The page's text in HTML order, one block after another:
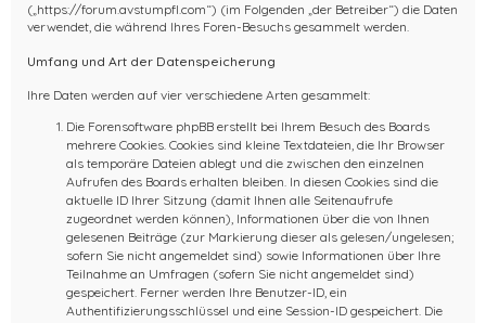
(„https://forum.avstumpfl.com“) (im Folgenden „der Betreiber“) die Daten
verwendet, die während Ihres Foren-Besuchs gesammelt werden.
Umfang und Art der Datenspeicherung
Ihre Daten werden auf vier verschiedene Arten gesammelt:
Die Forensoftware phpBB erstellt bei Ihrem Besuch des Boards
mehrere Cookies. Cookies sind kleine Textdateien, die Ihr Browser
als temporäre Dateien ablegt und die zwischen den einzelnen
Aufrufen des Boards erhalten bleiben. In diesen Cookies sind die
aktuelle ID Ihrer Sitzung (damit Ihnen alle Seitenaufrufe
zugeordnet werden können), Informationen über die von Ihnen
gelesenen Beiträge (zur Markierung dieser als gelesen/ungelesen;
sofern Sie nicht angemeldet sind) sowie Informationen über Ihre
Teilnahme an Umfragen (sofern Sie nicht angemeldet sind)
gespeichert. Ferner werden Ihre Benutzer-ID, ein
Authentifizierungsschlüssel und eine Session-ID gespeichert. Die